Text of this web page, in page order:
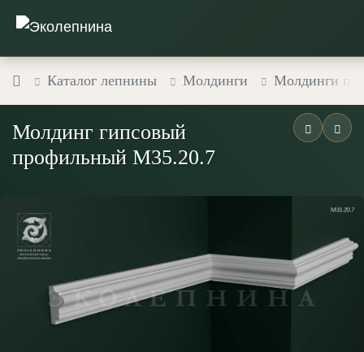
Каталог лепнины Молдинги Молдинги
Молдинг гипсовый
профильный М35.20.7